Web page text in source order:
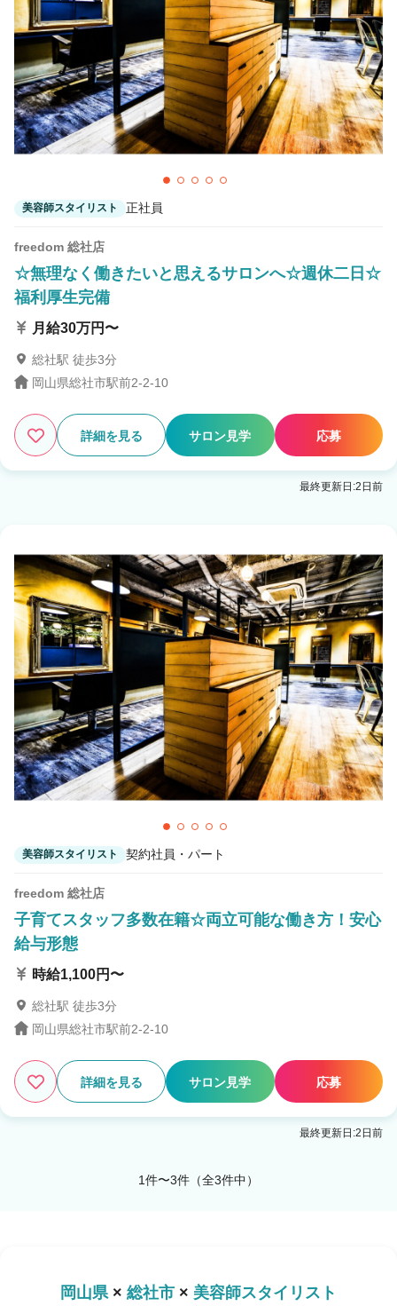
美容師スタイリスト 正社員
freedom 総社店
☆無理なく働きたいと思えるサロンへ☆週休二日☆
福利厚生完備
月給30万円〜
総社駅 徒歩3分
岡山県総社市駅前2-2-10
詳細を見る サロン見学 応募
最終更新日:2日前
美容師スタイリスト 契約社員・パート
freedom 総社店
子育てスタッフ多数在籍☆両立可能な働き方！安心
給与形態
時給1,100円〜
総社駅 徒歩3分
岡山県総社市駅前2-2-10
詳細を見る サロン見学 応募
最終更新日:2日前
1件〜3件（全3件中）
岡山県× 総社市 × 美容師スタイリスト